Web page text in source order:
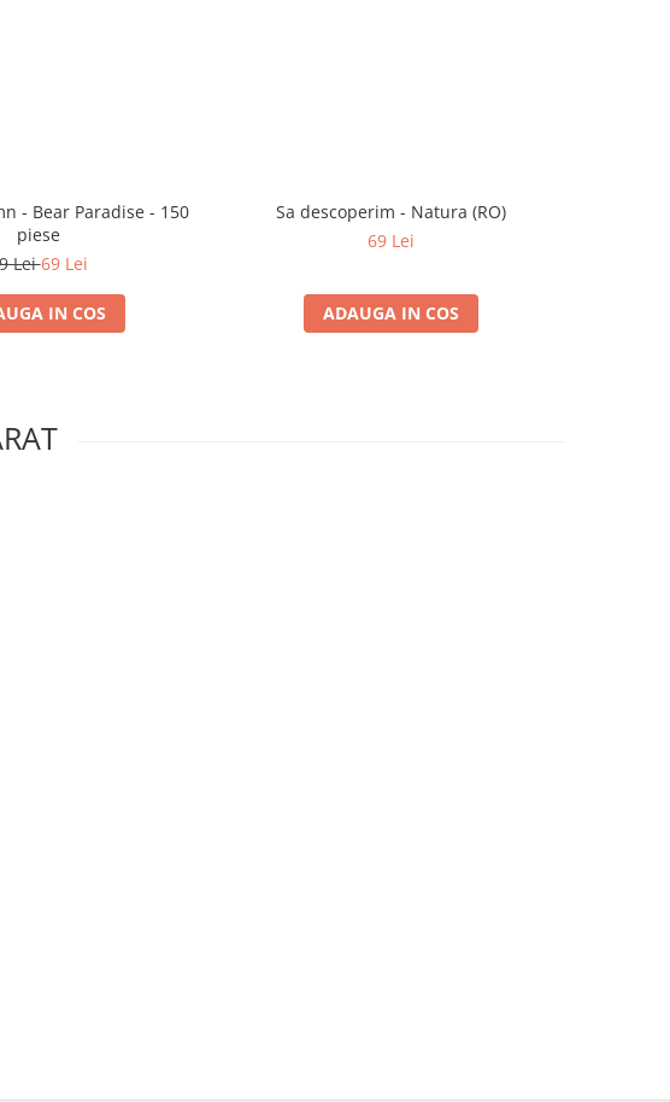
- Bear Paradise - 150
piese
Lei69 Lei
IN COS
Sa descoperim - Natura (RO)
69 Lei
ADAUGA IN COS